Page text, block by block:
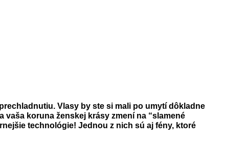
Vlasy by ste si mali po umytí dôkladne
koruna ženskej krásy zmení na “slamené
technológie! Jednou z nich sú aj fény, ktoré